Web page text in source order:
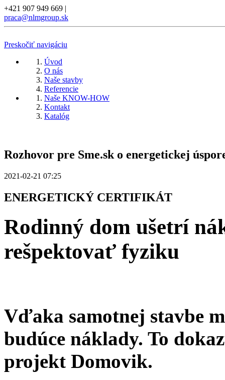
+421 907 949 669 |
praca@nlmgroup.sk
Preskočiť navigáciu
Úvod
O nás
Naše stavby
Referencie
Naše KNOW-HOW
Kontakt
Katalóg
Rozhovor pre Sme.sk o energetickej
2021-02-21 07:25
ENERGETICKÝ CERTIFIKÁT
Rodinný dom ušetrí
rešpektovať fyziku
Vďaka samotnej stavbe
budúce náklady. To
projekt Domovik.